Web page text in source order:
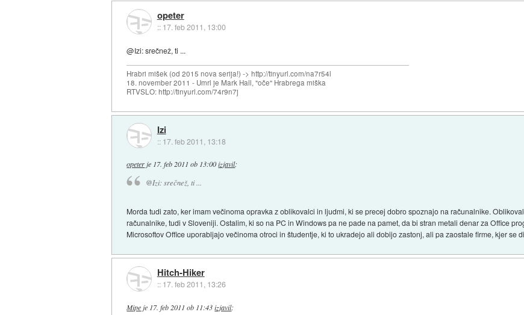
opeter
:: 17. feb 2011, 13:00
@Izi: srečnež, ti ...
Hrabri mišek (od 2015 nova serija!) -> http://tinyurl.com/na7r54l
18. november 2011 - Umrl je Mark Hall, "oče" Hrabrega miška
RTVSLO: http://tinyurl.com/74r9n7j
Izi
:: 17. feb 2011, 13:18
opeterje 17. feb 2011 ob 13:00 izjavil:
@Izi: srečnež, ti ...
Morda tudi zato, ker imam večinoma opravka z oblikovalci in ljudmi, ki se precej dobro spoznajo na računalnike.
računalnike, tudi v Sloveniji. Ostalim, ki so na PC in Windows pa ne pade na pamet, da bi stran metali denar za Office
Microsoftov Office uporabljajo večinoma otroci in študentje, ki to ukradejo ali dobijo zastonj, ali pa zaostale firme, kjer se
Hitch-Hiker
:: 17. feb 2011, 13:26
Mipe je 17. feb 2011 ob 11:43 izjavil: